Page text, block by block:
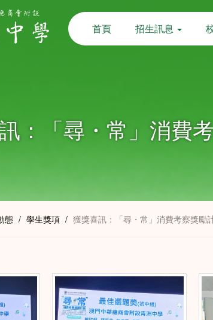
首頁 招生訊息
：「尋・常」消費
態 / 學生獎項 / 獲獎喜訊：「尋・常」消費考察獎勵